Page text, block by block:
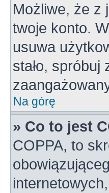
Możliwe, że z
twoje konto.
usuwa
stało,
Na górę
» Co to jest
COPPA, to